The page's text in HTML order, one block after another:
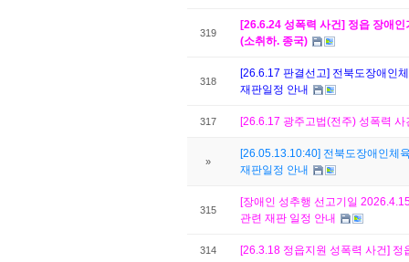
319
[26.6.24 성폭력 사건] 정읍 장애
(소취하. 종국)
318
[26.6.17 판결선고] 전북도장애인
재판일정 안내
317 [26.6.17 광주고법(전주) 성폭력
»
[26.05.13.10:40] 전북도장애인체
재판일정 안내
315
[장애인 성추행 선고기일
관련 재판 일정 안내
314 [26.3.18 정읍지원 성폭력 사건] 정